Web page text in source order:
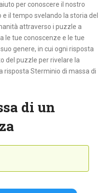
per conoscere il nostro
il tempo svelando la storia del
attraverso i puzzle a
le tue conoscenze e le tue
genere, in cui ogni risposta
del puzzle per rivelare la
risposta Sterminio di massa di
di un